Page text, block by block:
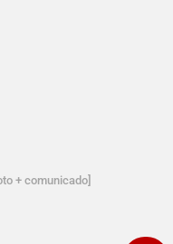
+ comunicado]